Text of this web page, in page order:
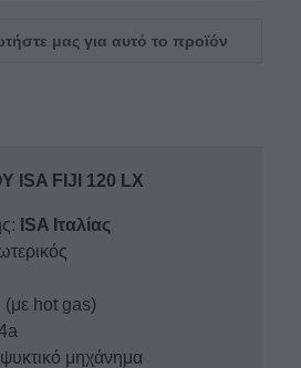
μας για αυτό το προϊόν
ISA FIJI 120 LX
ISA Ιταλίας
hot gas)
μηχάνημα